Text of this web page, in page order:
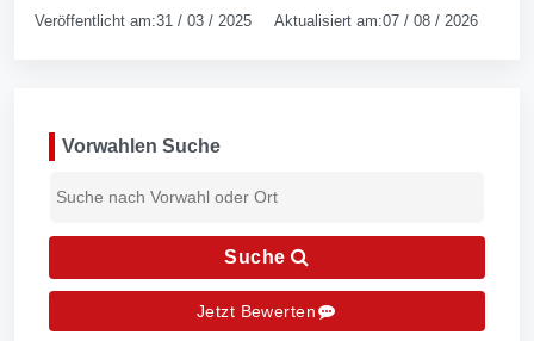
Veröffentlicht am:31 / 03 / 2025 Aktualisiert am:07 / 08 / 2026
Vorwahlen Suche
Suche
Jetzt Bewerten